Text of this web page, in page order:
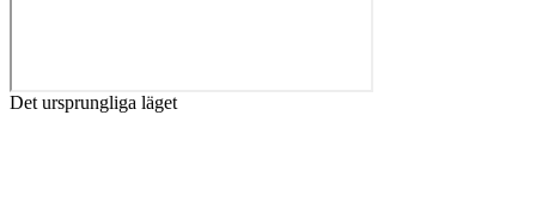
Det ursprungliga läget